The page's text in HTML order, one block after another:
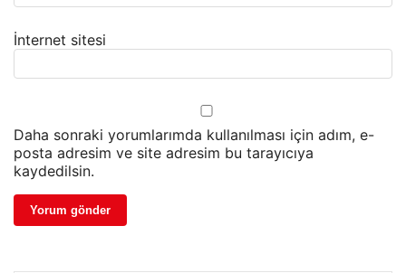
İnternet sitesi
Daha sonraki yorumlarımda kullanılması için adım, e-
posta adresim ve site adresim bu tarayıcıya
kaydedilsin.